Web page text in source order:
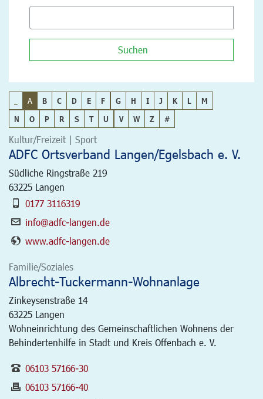
Suchen
A B C D E F G H I J K L
M
N
O P R S T U V W Z #
Kultur/Freizeit | Sport
ADFC Ortsverband Langen/Egelsbach e. V.
Südliche Ringstraße 219
63225 Langen
0177 3116319
info@adfc-langen.de
www.adfc-langen.de
Familie/Soziales
Albrecht-Tuckermann-Wohnanlage
Zinkeysenstraße 14
63225 Langen
Wohneinrichtung des Gemeinschaftlichen Wohnens der
Behindertenhilfe in Stadt und Kreis Offenbach e. V.
06103 57166-30
06103 57166-40